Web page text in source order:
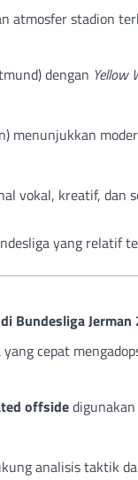
atmosfer stadion
dengan Yellow
menunjukkan
vokal, kreatif, dan
yang relatif
Bundesliga Jerman
cepat
offside
analisis taktik